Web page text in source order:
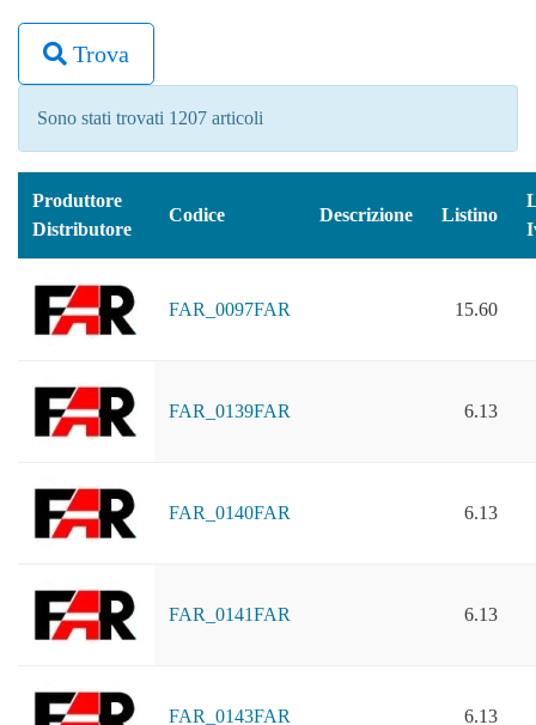
Trova
Sono stati trovati 1207 articoli
Produttore
Distributore
Codice Descrizione Listino
FAR_0097FAR 15.60
FAR_0139FAR 6.13
FAR_0140FAR 6.13
FAR_0141FAR 6.13
FAR_0143FAR 6.13